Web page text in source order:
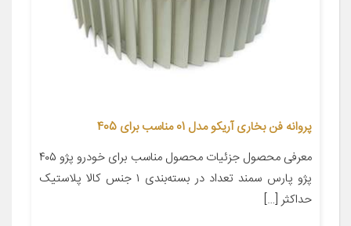
پروانه فن بخاری آریکو مدل 01 مناسب برای 405
معرفی محصول جزئیات محصول مناسب برای خودرو پژو ۴۰۵
پژو پارس سمند تعداد در بسته‌بندی ۱ جنس کالا پلاستیک
حداکثر […]